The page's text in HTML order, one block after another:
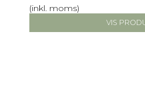
(inkl. moms)
VIS